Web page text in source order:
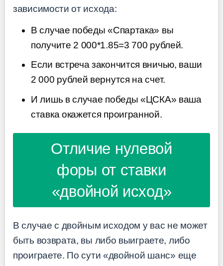
зависимости от исхода:
В случае победы «Спартака» вы
получите 2 000*1.85=3 700 рублей.
Если встреча закончится вничью, ваши
2 000 рублей вернутся на счет.
И лишь в случае победы «ЦСКА» ваша
ставка окажется проигранной.
Отличие нулевой
форы от ставки
«двойной исход»
В случае с двойным исходом у вас не может
быть возврата, вы либо выиграете, либо
проиграете. По сути «двойной шанс» еще